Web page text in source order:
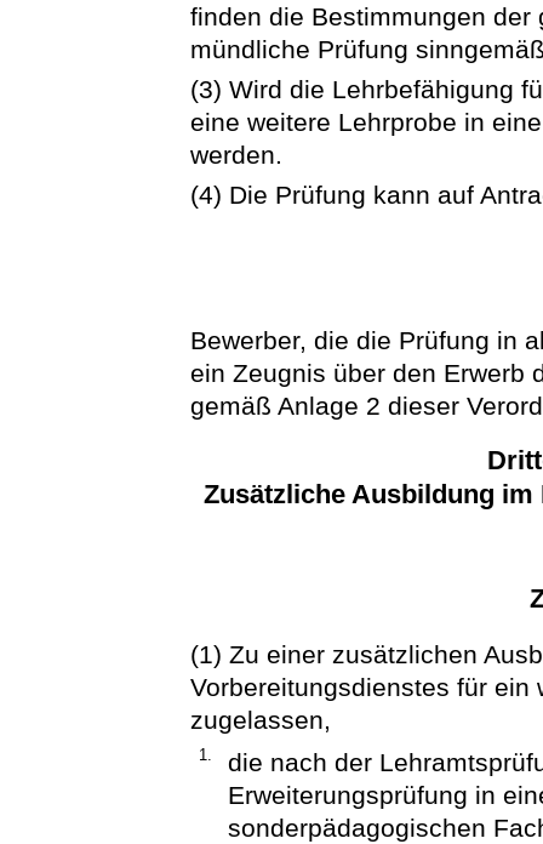
finden die Bestimmungen
mündliche Prüfung
(3) Wird die Lehrbefähigung
eine weitere Lehrprobe in
werden.
(4) Die Prüfung kann auf
Bewerber, die die Prüfung in
ein Zeugnis über den Erwerb
gemäß Anlage 2 dieser
Zusätzliche Ausbildung
(1) Zu einer zusätzlichen
Vorbereitungsdienstes für ein
zugelassen,
1.
die nach der
Erweiterungsprüfung in
sonderpädagogischen